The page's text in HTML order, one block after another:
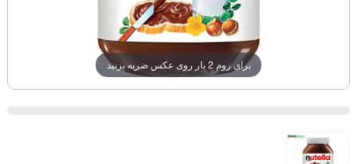
برای زوم 2 بار روی عکس ضربه بزنید